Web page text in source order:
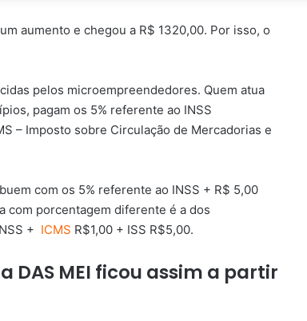
aumento e chegou a R$ 1320,00. Por isso, o
pelos microempreendedores. Quem atua
pagam os 5% referente ao INSS
– Imposto sobre Circulação de Mercadorias e
com os 5% referente ao INSS + R$ 5,00
com porcentagem diferente é a dos
+ ICMS R$1,00 + ISS R$5,00.
DAS MEI ficou assim a partir